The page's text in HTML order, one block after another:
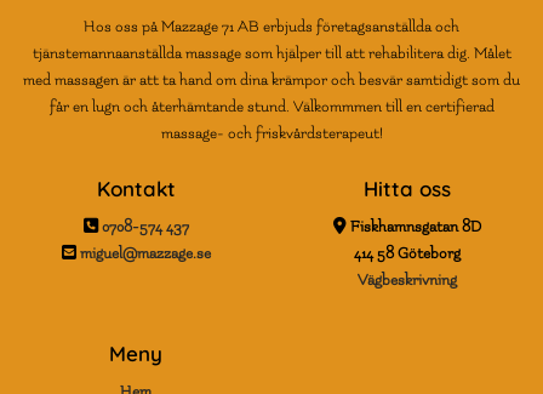
Hos oss på Mazzage 71 AB erbjuds företagsanställda och
tjänstemannaanställda massage som hjälper till att rehabilitera dig. Målet
med massagen är att ta hand om dina krämpor och besvär samtidigt som du
får en lugn och återhämtande stund. Välkommmen till en certifierad
massage- och friskvårdsterapeut!
Kontakt
 0708-574 437
 miguel@mazzage.se
Hitta oss
 Fiskhamnsgatan 8D
414 58 Göteborg
Vägbeskrivning
Meny